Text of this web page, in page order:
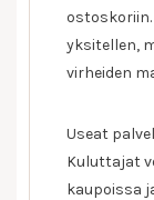
yksitellen,
virheiden
Useat
Kuluttajat
kaupoissa